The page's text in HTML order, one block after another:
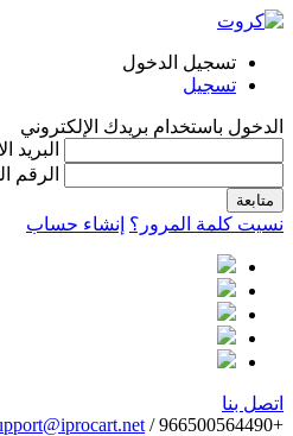
تسجيل الدخول
تسجيل
الدخول باستخدام بريدك الإلكتروني
البريد
الرقم
نسيت كلمة المرور؟ إنشاء حساب
اتصل بنا
+966500564490 /